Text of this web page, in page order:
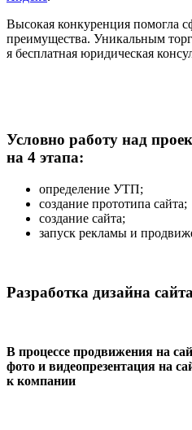
Высокая конкуренция помогла
преимущества. Уникальным
я бесплатная юридическая
Условно работу над
на 4 этапа:
определение УТП;
создание прототипа сайта;
создание сайта;
запуск рекламы и
Разработка дизайна сайта
В процессе продвижения на
фото и видеопрезентация на
к компании